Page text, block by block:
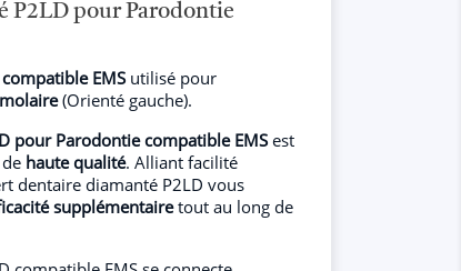
P2LD pour Parodontie
EMS utilisé pour
(Orienté gauche).
pour Parodontie compatible EMSest
haute qualité. Alliant facilité
dentaire diamanté P2LD vous
supplémentairetout au long de